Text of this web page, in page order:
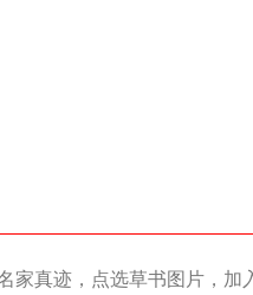
家真迹，点选草书图片，加